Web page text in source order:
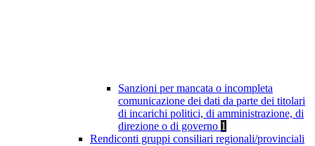
Sanzioni per mancata o incompleta
comunicazione dei dati da parte dei titolari
di incarichi politici, di amministrazione, di
direzione o di governo 1
Rendiconti gruppi consiliari regionali/provinciali